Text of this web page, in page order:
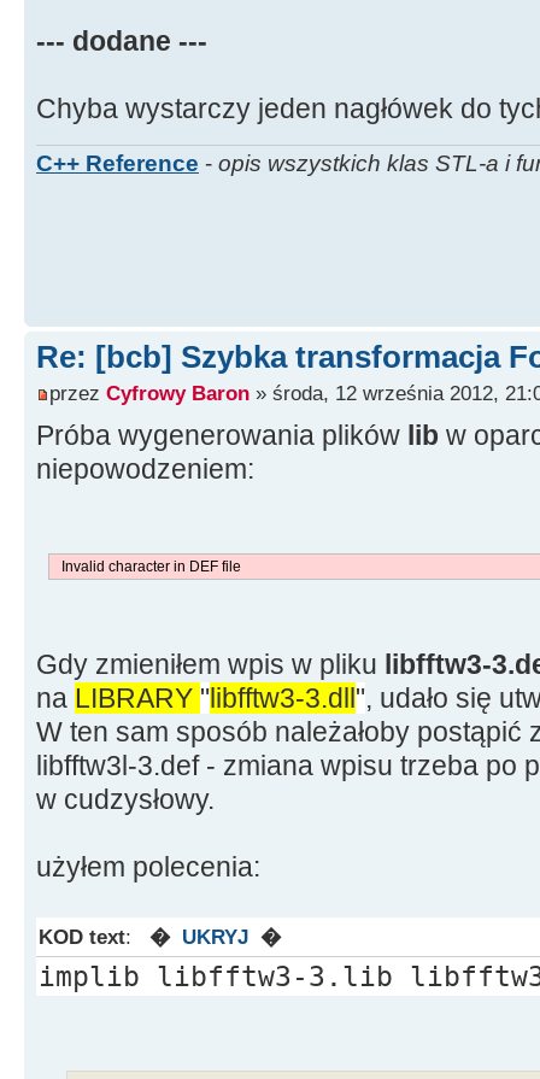
--- dodane ---
Chyba wystarczy jeden nagłówek do
C++ Reference - opis wszystkich klas STL-a i
Re: [bcb] Szybka transformacja
przez Cyfrowy Baron » środa, 12 września 2012,
Próba wygenerowania plików lib w
niepowodzeniem:
Invalid character in DEF file
Gdy zmieniłem wpis w pliku libfftw3-
na LIBRARY "libfftw3-3.dll", udało się
W ten sam sposób należałoby postąpić
libfftw3l-3.def - zmiana wpisu trzeba po
w cudzysłowy.
użyłem polecenia:
KOD text: � UKRYJ �
implib libfftw3-3.lib